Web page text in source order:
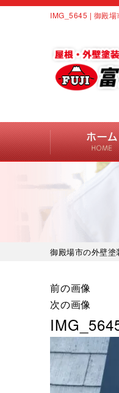
IMG_5645 | 御殿場
御殿場市の外壁塗
前の画像
次の画像